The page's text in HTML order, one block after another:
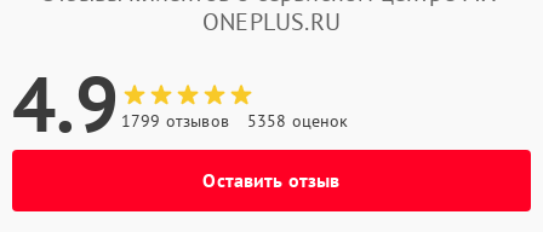
ONEPLUS.RU
4.9 1799 отзывов 5358 оценок
Оставить отзыв